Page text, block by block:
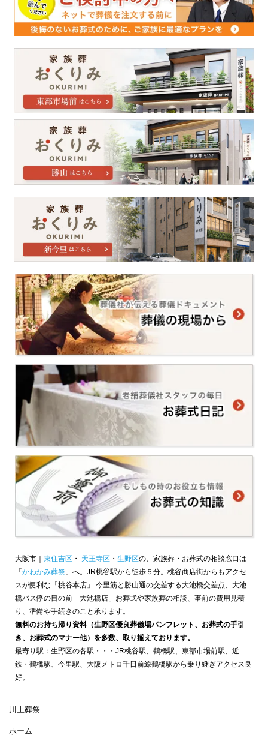
大阪市｜ 東住吉区 ・ 天王寺区 ・ 生野区の、家族葬・お葬式の相談窓口は
「かわかみ葬祭 」へ。JR桃谷駅から徒歩５分。桃谷商店街からもアクセ
スが便利な「桃谷本店」 今里筋と勝山通の交差する大池橋交差点、大池
橋バス停の目の前「大池橋店」お葬式や家族葬の相談、事前の費用見積
り、準備や手続きのこと承ります。
無料のお持ち帰り資料（生野区優良葬儀場パンフレット、お葬式の手引
き、お葬式のマナー他）を多数、取り揃えております。
最寄り駅：生野区の各駅・・・JR桃谷駅、鶴橋駅、東部市場前駅、近
鉄・鶴橋駅、今里駅、大阪メトロ千日前線鶴橋駅から乗り継ぎアクセス良
好。
川上葬祭
ホーム